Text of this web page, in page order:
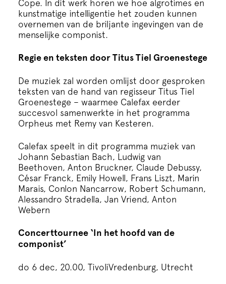
Cope. In dit werk horen we hoe algrotimes en
kunstmatige intelligentie het zouden kunnen
overnemen van de briljante ingevingen van de
menselijke componist.
Regie en teksten door Titus Tiel Groenestege
De muziek zal worden omlijst door gesproken
teksten van de hand van regisseur Titus Tiel
Groenestege – waarmee Calefax eerder
succesvol samenwerkte in het programma
Orpheus met Remy van Kesteren.
Calefax speelt in dit programma muziek van
Johann Sebastian Bach, Ludwig van
Beethoven, Anton Bruckner, Claude Debussy,
César Franck, Emily Howell, Frans Liszt, Marin
Marais, Conlon Nancarrow, Robert Schumann,
Alessandro Stradella, Jan Vriend, Anton
Webern
Concerttournee ‘In het hoofd van de
componist’
do 6 dec, 20.00, TivoliVredenburg, Utrecht